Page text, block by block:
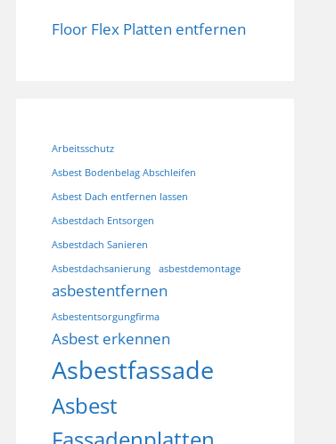
Floor Flex Platten entfernen
Arbeitsschutz
Asbest Bodenbelag Abschleifen
Asbest Dach entfernen lassen
Asbestdach Entsorgen
Asbestdach Sanieren
Asbestdachsanierung
asbestdemontage
asbestentfernen
Asbestentsorgungfirma
Asbest erkennen
Asbestfassade
Asbest